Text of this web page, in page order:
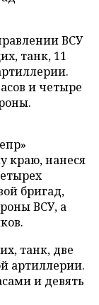
ВСУ
танк, 11
и четыре
краю, нанеся
бригад,
ВСУ, а
танк, две
артиллерии.
и девять